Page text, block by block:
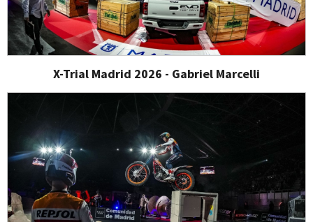
X-Trial Madrid 2026 - Gabriel Marcelli